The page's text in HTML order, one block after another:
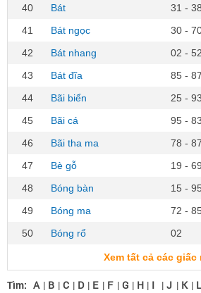
40
Bát
31 - 38
41
Bát ngọc
30 -
42
Bát nhang
02 -
43
Bát đĩa
85 - 87
44
Bãi biển
25 - 93
45
Bãi cá
95 - 83
46
Bãi tha ma
78 - 87
47
Bè gỗ
19 - 69
48
Bóng bàn
15 -
49
Bóng ma
72 -
50
Bóng rổ 02
Xem tất cả các giấc
Tìm: A | B | C | D | E | F | G | H | I | J | K | L